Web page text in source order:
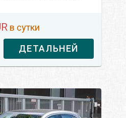
в сутки
ДЕТАЛЬНЕЙ